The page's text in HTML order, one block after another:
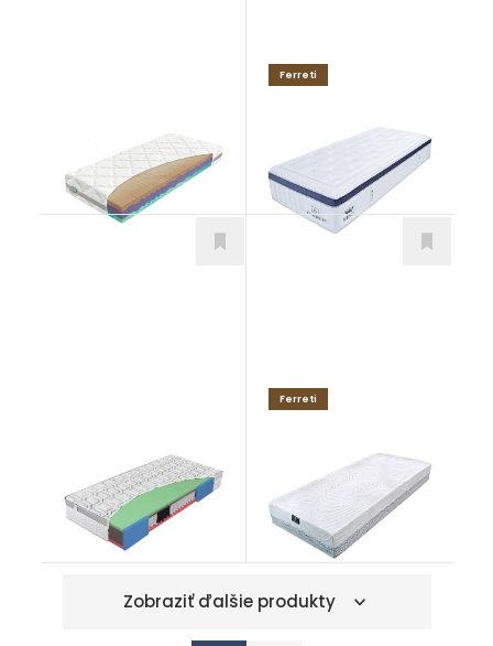
Ferreti
od 401,00€
Ferreti
Matrace
Zobraziť ďalšie produkty